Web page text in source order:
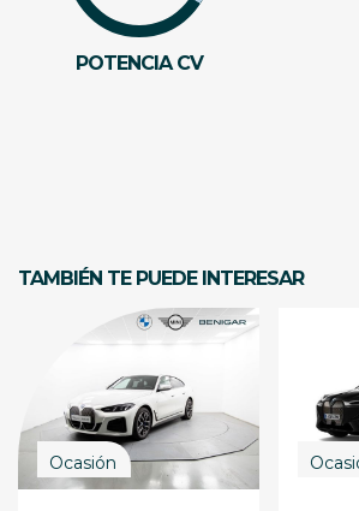
POTENCIA CV
TAMBIÉN TE PUEDE INTERESAR
Ocasión